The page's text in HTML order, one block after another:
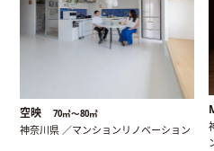
空映 70㎡〜80㎡
神奈川県 ／マンションリノベーション